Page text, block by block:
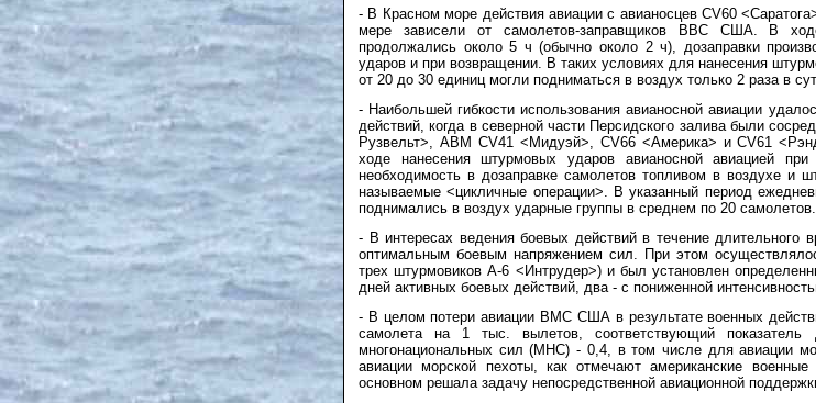
- В Красном море действия авиации с авианосцев CV60
мере зависели от самолетов-заправщиков ВВС США. В
продолжались около 5 ч (обычно около 2 ч), дозаправки
ударов и при возвращении. В таких условиях для нанесения
от 20 до 30 единиц могли подниматься в воздух только 2 раза в
- Наибольшей гибкости использования авианосной авиации
действий, когда в северной части Персидского залива были
Рузвельт>, АВМ CV41 <Мидуэй>, CV66 <Америка> и CV61
ходе нанесения штурмовых ударов авианосной авиацией
необходимость в дозаправке самолетов топливом в воздухе и
называемые <цикличные операции>. В указанный период
поднимались в воздух ударные группы в среднем по 20 самолетов.
- В интересах ведения боевых действий в течение длительного
оптимальным боевым напряжением сил. При этом
трех штурмовиков А-6 <Интрудер>) и был установлен
дней активных боевых действий, два - с пониженной
- В целом потери авиации ВМС США в результате военных
самолета на 1 тыс. вылетов, соответствующий
многонациональных сил (МНС) - 0,4, в том числе для авиации
авиации морской пехоты, как отмечают американские
основном решала задачу непосредственной авиационной